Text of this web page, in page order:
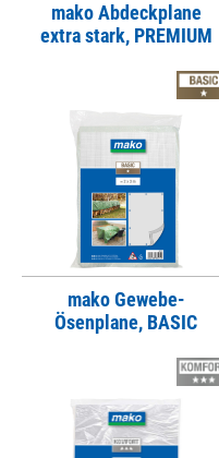
mako Abdeckplane
extra stark, PREMIUM
mako Gewebe-
Ösenplane, BASIC